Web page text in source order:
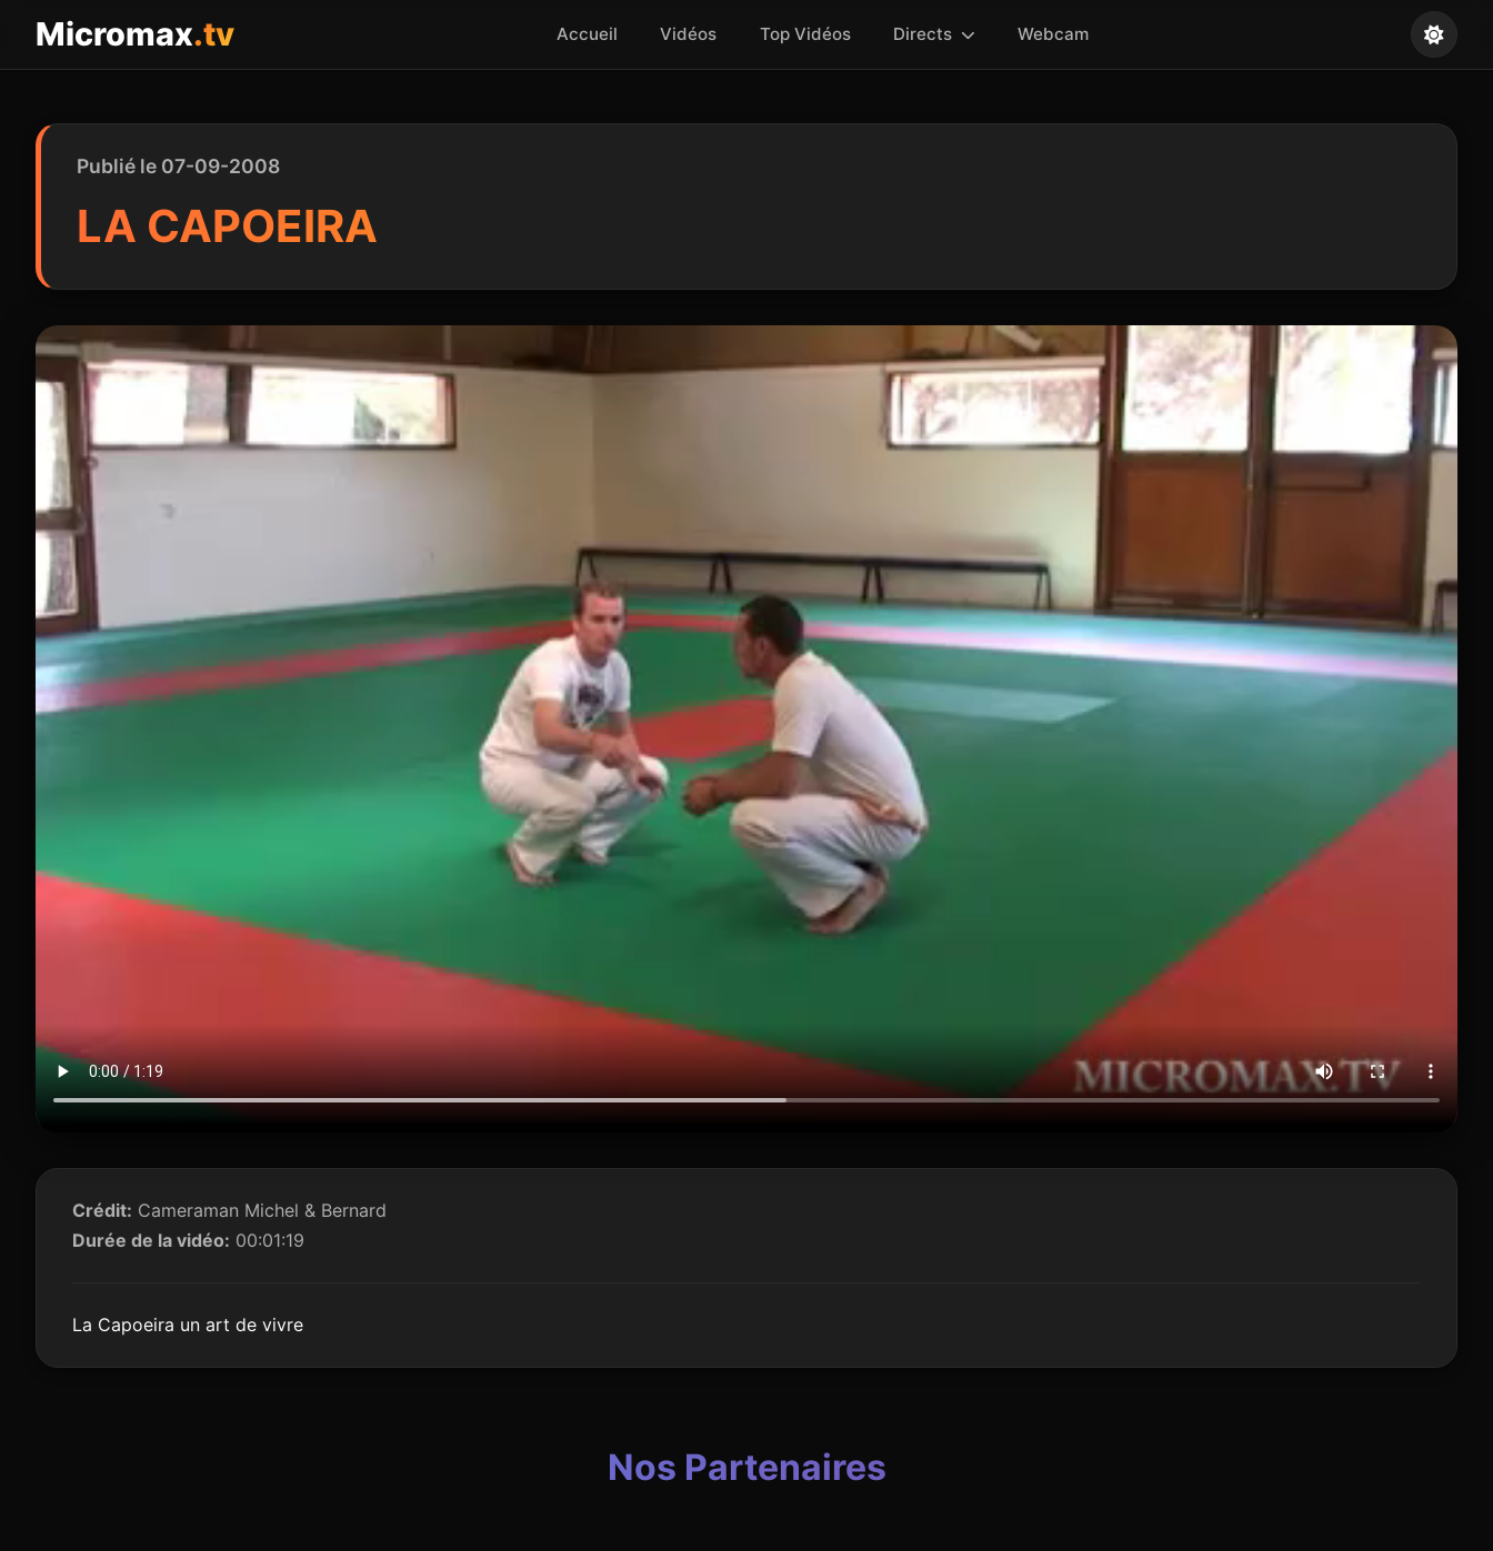
Micromax.tv Accueil Vidéos Top Vidéos Directs Webcam
Publié le 07-09-2008
LA CAPOEIRA
Crédit: Cameraman Michel & Bernard
Durée de la vidéo: 00:01:19
La Capoeira un art de vivre
Nos Partenaires